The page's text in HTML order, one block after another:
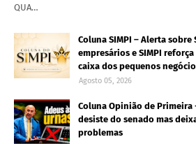
QUA…
Coluna SIMPI – Alerta
empresários e SIMPI
caixa dos pequenos
Agosto 05, 2026
Coluna Opinião de Primeira
desiste do senado mas
problemas